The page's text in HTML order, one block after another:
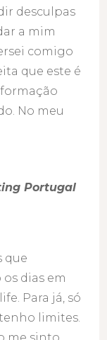
desculpas
a mim
comigo
que este é
No meu
Portugal
que
dias em
Para já, só
limites.